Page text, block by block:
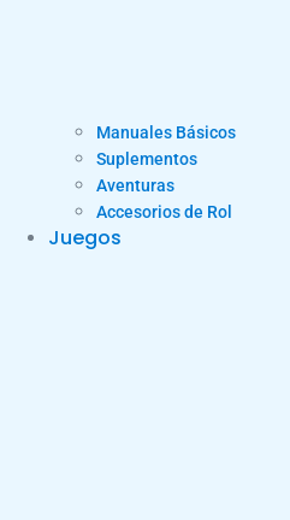
Manuales Básicos
Suplementos
Aventuras
Accesorios de Rol
Juegos